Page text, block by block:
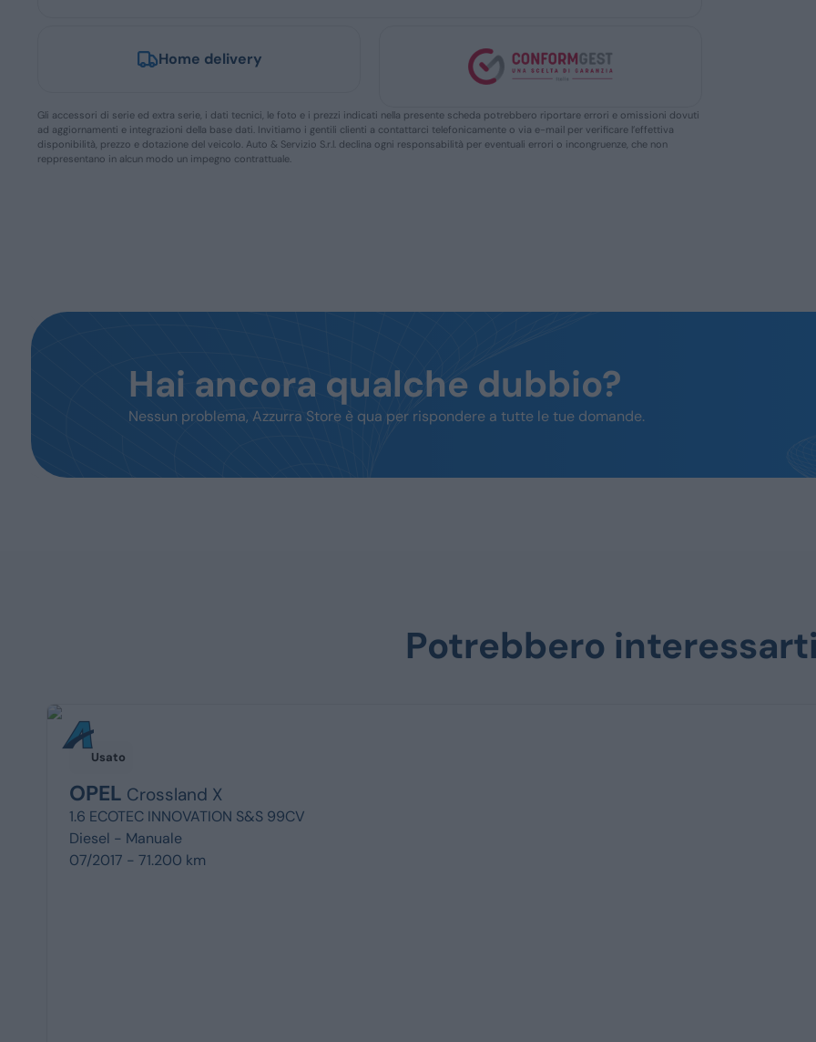
Home delivery
Gli accessori di serie ed extra serie, i dati tecnici, le foto e i prezzi indicati nella presente scheda potrebbero riportare errori e omissioni dovuti
ad aggiornamenti e integrazioni della base dati. Invitiamo i gentili clienti a contattarci telefonicamente o via e-mail per verificare l’effettiva
disponibilità, prezzo e dotazione del veicolo. Auto & Servizio S.r.l. declina ogni responsabilità per eventuali errori o incongruenze, che non
reppresentano in alcun modo un impegno contrattuale.
Hai ancora qualche dubbio?
Nessun problema, Azzurra Store è qua per rispondere a tutte le tue domande.
Potrebbero
Usato
OPEL Crossland X
1.6 ECOTEC INNOVATION S&S 99CV
Diesel - Manuale
07/2017 - 71.200 km